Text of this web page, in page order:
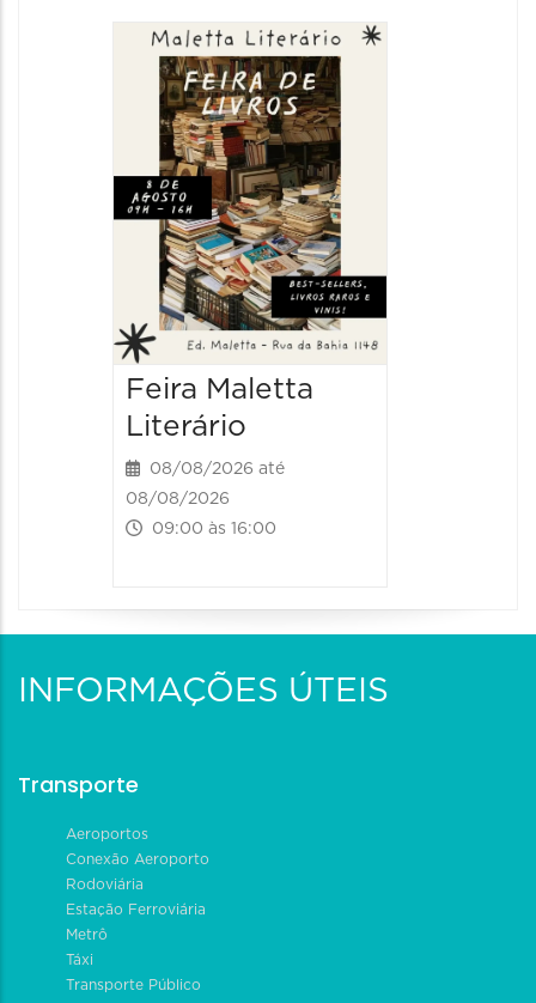
Feira Maletta
Literário
08/08/2026 até
08/08/2026
09:00 às 16:00
INFORMAÇÕES ÚTEIS
Transporte
Aeroportos
Conexão Aeroporto
Rodoviária
Estação Ferroviária
Metrô
Táxi
Transporte Público